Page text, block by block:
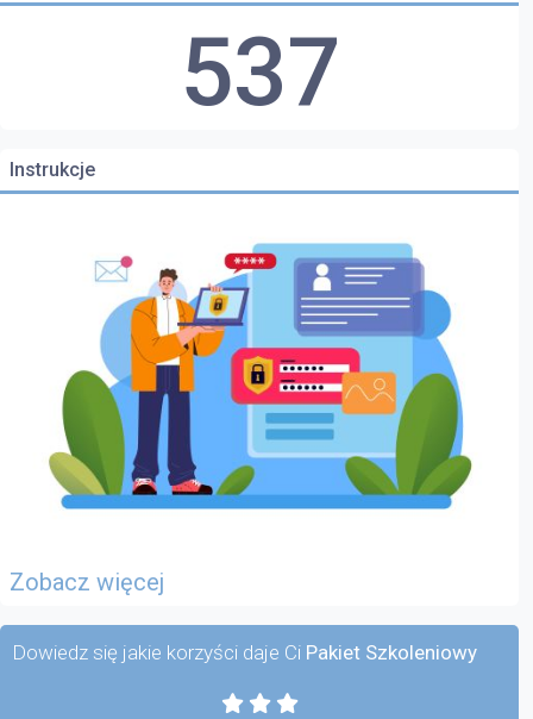
537
Instrukcje
Zobacz więcej
Dowiedz się jakie korzyści daje Ci Pakiet Szkoleniowy